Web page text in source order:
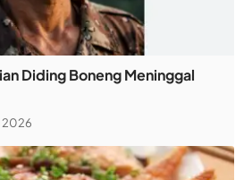
Diding Boneng Meninggal
2026